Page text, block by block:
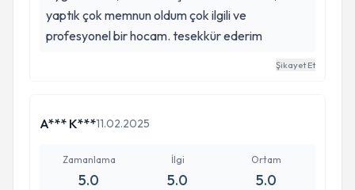
yaptık çok memnun oldum çok ilgili ve
profesyonel bir hocam. tesekkür ederim
Şikayet Et
A*** K***11.02.2025
Zamanlama
5.0
İlgi
5.0
Ortam
5.0